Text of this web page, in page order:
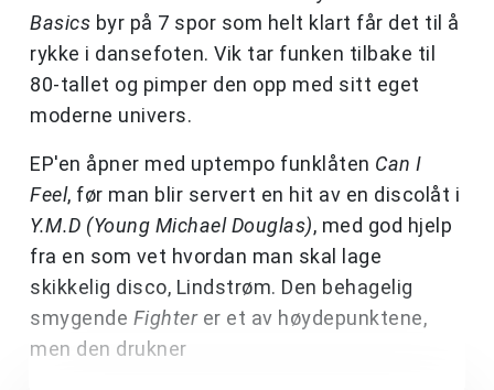
Basics byr på 7 spor som helt klart får det til å
rykke i dansefoten. Vik tar funken tilbake til
80-tallet og pimper den opp med sitt eget
moderne univers.
EP'en åpner med uptempo funklåten Can I
Feel, før man blir servert en hit av en discolåt i
Y.M.D (Young Michael Douglas), med god hjelp
fra en som vet hvordan man skal lage
skikkelig disco, Lindstrøm. Den behagelig
smygende Fighterer et av høydepunktene,
men den drukner